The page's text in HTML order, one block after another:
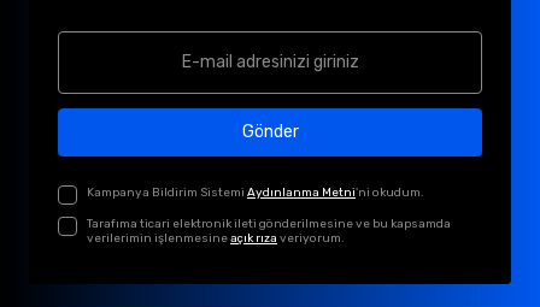
Gönder
Kampanya Bildirim Sistemi Aydınlanma Metni'ni okudum.
Tarafıma ticari elektronik ileti gönderilmesine ve bu kapsamda
verilerimin işlenmesineaçık rıza veriyorum.